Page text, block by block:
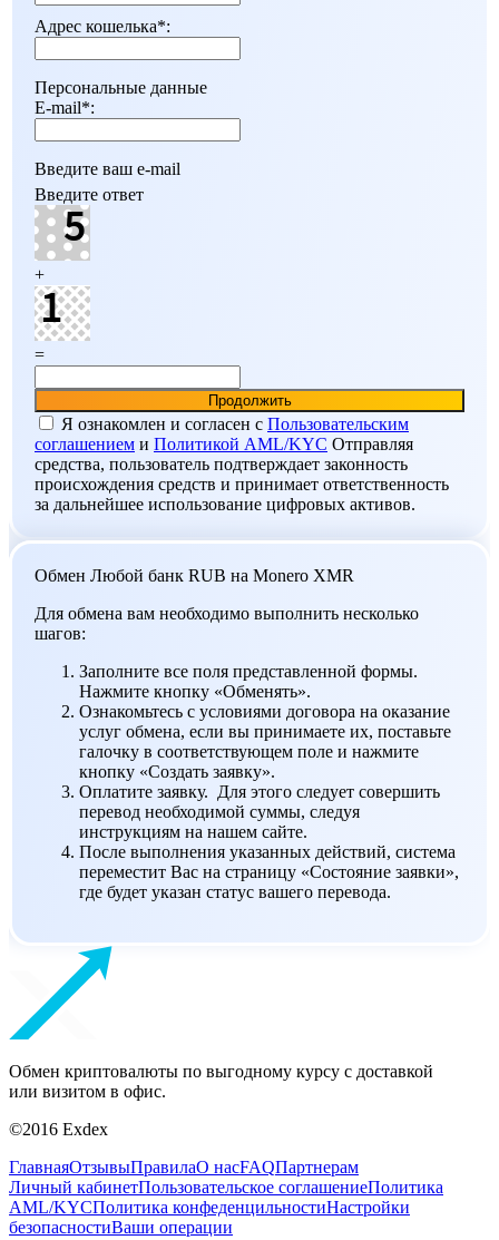
Адрес кошелька*:
Персональные данные
E-mail*:
Введите ваш e-mail
Введите ответ
+
=
Я ознакомлен и согласен c Пользовательским
соглашением и Политикой AML/KYC Отправляя
средства, пользователь подтверждает законность
происхождения средств и принимает ответственность
за дальнейшее использование цифровых активов.
Обмен Любой банк RUB на Monero XMR
Для обмена вам необходимо выполнить несколько
шагов:
Заполните все поля представленной формы.
Нажмите кнопку «Обменять».
Ознакомьтесь с условиями договора на оказание
услуг обмена, если вы принимаете их, поставьте
галочку в соответствующем поле и нажмите
кнопку «Создать заявку».
Оплатите заявку. Для этого следует совершить
перевод необходимой суммы, следуя
инструкциям на нашем сайте.
После выполнения указанных действий, система
переместит Вас на страницу «Состояние заявки»,
где будет указан статус вашего перевода.
Обмен криптовалюты по выгодному курсу с доставкой
или визитом в офис.
©2016 Exdex
ГлавнаяОтзывыПравилаО насFAQПартнерам
Личный кабинетПользовательское соглашениеПолитика
AML/KYCПолитика конфеденцильностиНастройки
безопасностиВаши операции